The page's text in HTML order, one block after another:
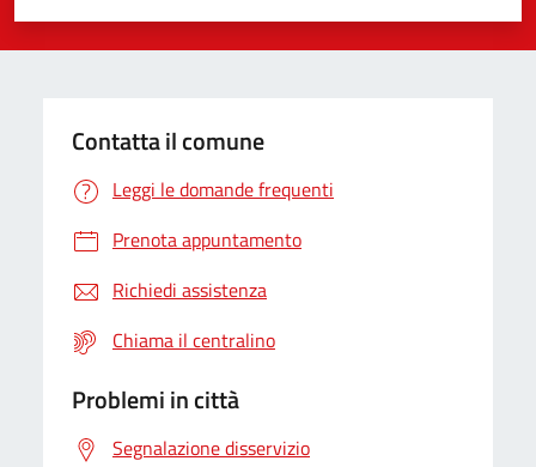
Valuta 5 stelle su 5
Valuta 4 stelle su 5
Valuta 3 stelle su 5
Valuta 2 stelle su 5
Valuta 1 stelle su 5
Contatta il comune
Leggi le domande frequenti
Prenota appuntamento
Richiedi assistenza
Chiama il centralino
Problemi in città
Segnalazione disservizio